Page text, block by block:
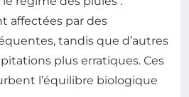
affectées par des
tandis que d’autres
plus erratiques. Ces
l’équilibre biologique